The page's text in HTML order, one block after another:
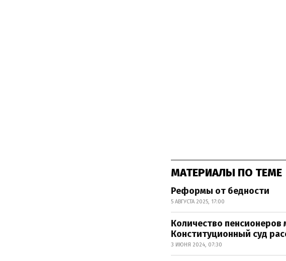
МАТЕРИАЛЫ ПО ТЕМЕ
Реформы от бедности
5 АВГУСТА 2025, 17:00
Количество
Конституционный суд
3 ИЮНЯ 2024, 07:30